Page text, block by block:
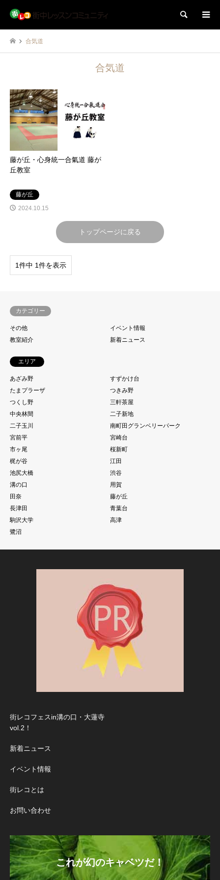
検索
合気道
合気道
藤が丘・心身統一合氣道 藤が
丘教室
藤が丘
2024.10.15
トップページに戻る
1件中 1件を表示
カテゴリー
その他
イベント情報
教室紹介
新着ニュース
エリア
あざみ野
すずかけ台
たまプラーザ
つきみ野
つくし野
三軒茶屋
中央林間
二子新地
二子玉川
南町田グランベリーパーク
宮前平
宮崎台
市ヶ尾
桜新町
梶が谷
江田
池尻大橋
渋谷
溝の口
用賀
田奈
藤が丘
長津田
青葉台
駒沢大学
高津
鷺沼
街レコフェスin溝の口・大蓮寺
vol.2！
新着ニュース
イベント情報
街レコとは
お問い合わせ
これが幻のキャベツだ！